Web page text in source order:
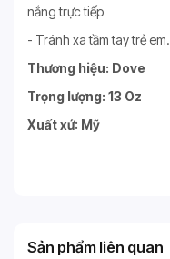
nắng trực tiếp
- Tránh xa tầm tay trẻ em.
Thương hiệu: Dove
Trọng lượng: 13 Oz
Xuất xứ: Mỹ
Sản phẩm liên quan